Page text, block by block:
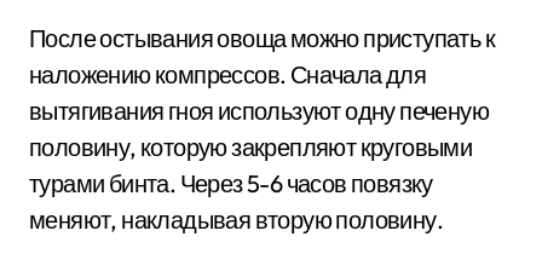
После остывания овоща можно приступать к
наложению компрессов. Сначала для
вытягивания гноя используют одну печеную
половину, которую закрепляют круговыми
турами бинта. Через 5-6 часов повязку
меняют, накладывая вторую половину.